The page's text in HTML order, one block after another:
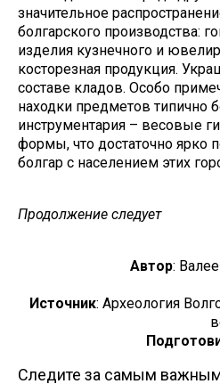
значительное
болгарского производства:
изделия кузнечного и
косторезная продукция.
составе кладов. Особо
находки предметов типично
инструментария – весовые
формы, что достаточно ярко
болгар с населением этих
Продолжение следует
Автор:
Источник: Археология
Следите за самым